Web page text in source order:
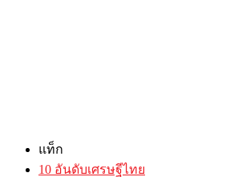
แท็ก
10 อันดับเศรษฐีไทย